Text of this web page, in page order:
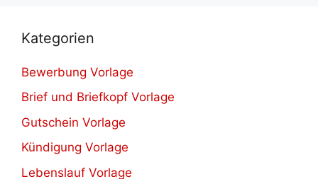
Kategorien
Bewerbung Vorlage
Brief und Briefkopf Vorlage
Gutschein Vorlage
Kündigung Vorlage
Lebenslauf Vorlage